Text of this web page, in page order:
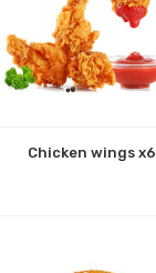
Chicken wings x6